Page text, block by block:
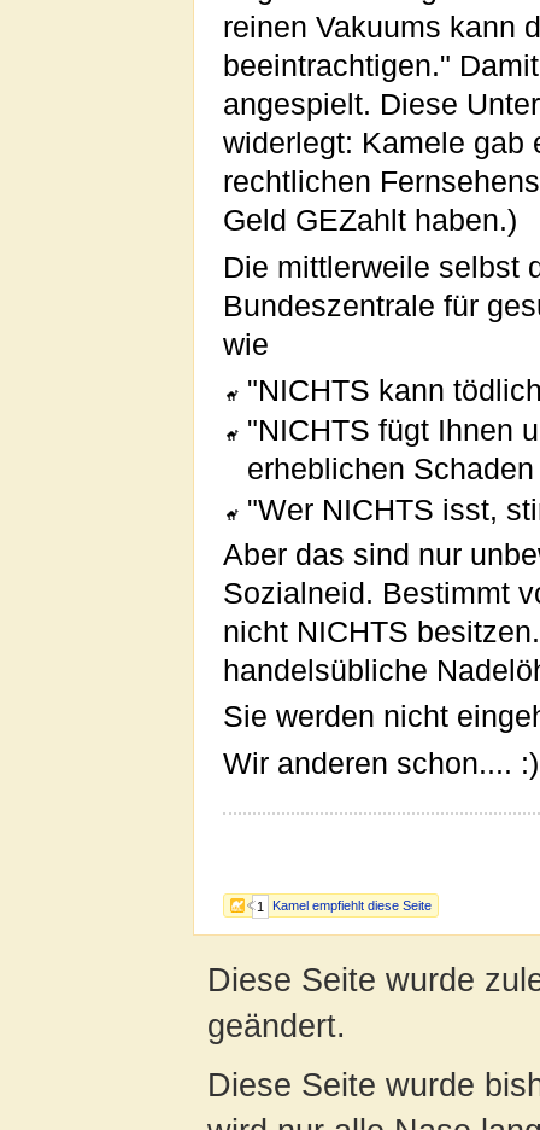
1 Kamel empfiehlt diese Seite
reinen Vakuums kann
beeintrachtigen."
angespielt. Diese
widerlegt: Kamele gab
rechtlichen
Geld GEZahlt haben.)
Die mittlerweile selbst
Bundeszentrale für
wie
"NICHTS kann
"NICHTS fügt Ihnen
erheblichen
"Wer NICHTS isst,
Aber das sind nur
Sozialneid. Bestimmt
nicht NICHTS
handelsübliche
Sie werden nicht
Wir anderen schon.... :)
Diese Seite wurde
geändert.
Diese Seite wurde